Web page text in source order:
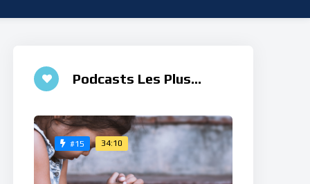
Lecture
Podcasts Les Plus
#15 34:10